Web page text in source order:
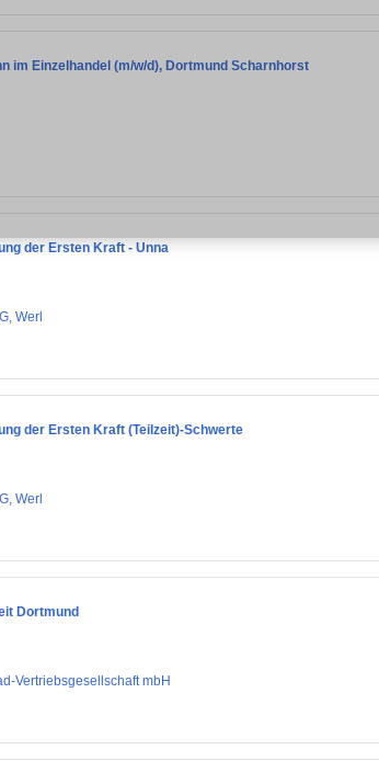
im Einzelhandel (m/w/d), Dortmund Scharnhorst
der Ersten Kraft - Unna
Werl
der Ersten Kraft (Teilzeit)-Schwerte
Werl
Dortmund
Vertriebsgesellschaft mbH